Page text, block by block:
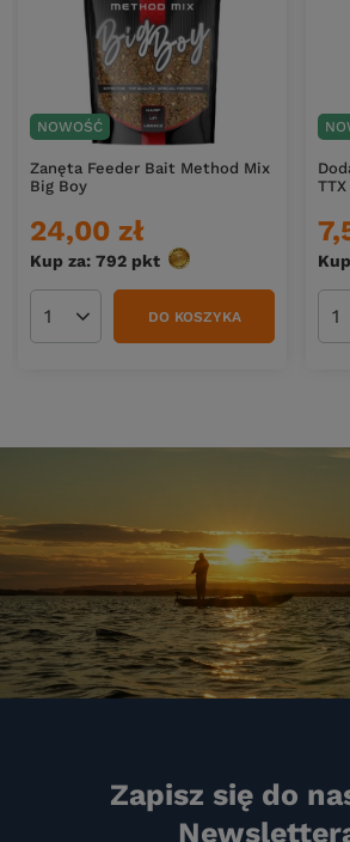
NOWOŚĆ
Zanęta Feeder Bait Method Mix
Big Boy
24,00 zł
Kup za: 792 pkt punktów
Ilość produktówDO KOSZYKA
Zapisz się do